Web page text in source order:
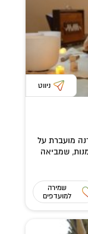
ניווט
מועברת על
שמביאה
שמירה
למועדפים